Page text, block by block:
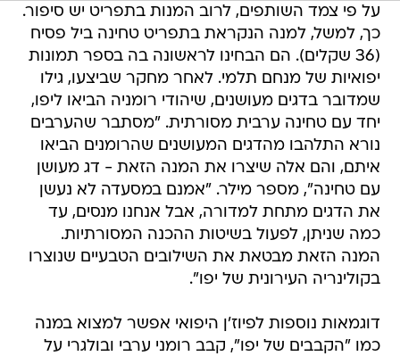
על פי צמד השותפים, לרוב המנות בתפריט יש סיפור.
כך, למשל, למנה הנקראת בתפריט טחינה ביל פסיח
(36 שקלים). הם הבחינו לראשונה בה בספר תמונות
יפואיות של מנחם תלמי. לאחר מחקר שביצעו, גילו
שמדובר בדגים מעושנים, שיהודי רומניה הביאו ליפו,
יחד עם טחינה ערבית מסורתית. "מסתבר שהערבים
נורא התלהבו מהדגים המעושנים שהרומנים הביאו
איתם, והם אלה שיצרו את המנה הזאת - דג מעושן
עם טחינה", מספר מילר. "אמנם במסעדה לא נעשן
את הדגים מתחת למדורה, אבל אנחנו מנסים, עד
כמה שניתן, לפעול בשיטות ההכנה המסורתיות.
המנה הזאת מבטאת את השילובים הטבעיים שנוצרו
בקולינריה העירונית של יפו".
דוגמאות נוספות לפיוז'ן היפואי אפשר למצוא במנה
כמו "הקבבים של יפו", קבב רומני ערבי ובולגרי על